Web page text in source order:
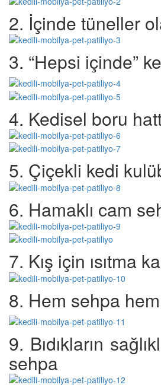
2. İçinde tüneller
3. “Hepsi içinde”
4. Kedisel boru
5. Çiçekli kedi
6. Hamaklı cam
7. Kış için ısıtma
8. Hem sehpa
9. Bıdıkların
sehpa